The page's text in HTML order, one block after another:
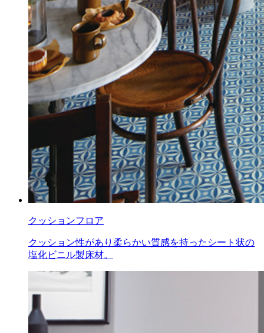
クッションフロア
クッション性があり柔らかい質感を持ったシート状の
塩化ビニル製床材。